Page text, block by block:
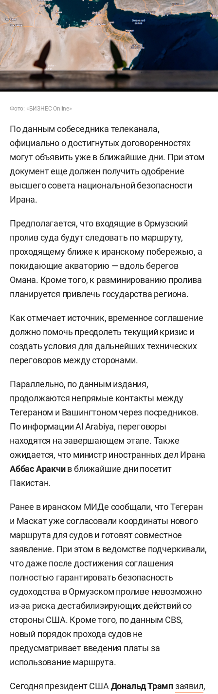
Фото: «БИЗНЕС Online»
По данным собеседника телеканала,
официально о достигнутых договоренностях
могут объявить уже в ближайшие дни. При этом
документ еще должен получить одобрение
высшего совета национальной безопасности
Ирана.
Предполагается, что входящие в Ормузский
пролив суда будут следовать по маршруту,
проходящему ближе к иранскому побережью, а
покидающие акваторию — вдоль берегов
Омана. Кроме того, к разминированию пролива
планируется привлечь государства региона.
Как отмечает источник, временное соглашение
должно помочь преодолеть текущий кризис и
создать условия для дальнейших технических
переговоров между сторонами.
Параллельно, по данным издания,
продолжаются непрямые контакты между
Тегераном и Вашингтоном через посредников.
По информации Al Arabiya, переговоры
находятся на завершающем этапе. Также
ожидается, что министр иностранных дел Ирана
Аббас Аракчив ближайшие дни посетит
Пакистан.
Ранее в иранском МИДе сообщали, что Тегеран
и Маскат уже согласовали координаты нового
маршрута для судов и готовят совместное
заявление. При этом в ведомстве подчеркивали,
что даже после достижения соглашения
полностью гарантировать безопасность
судоходства в Ормузском проливе невозможно
из-за риска дестабилизирующих действий со
стороны США. Кроме того, по данным CBS,
новый порядок прохода судов не
предусматривает введения платы за
использование маршрута.
Сегодня президент США Дональд Трампзаявил,